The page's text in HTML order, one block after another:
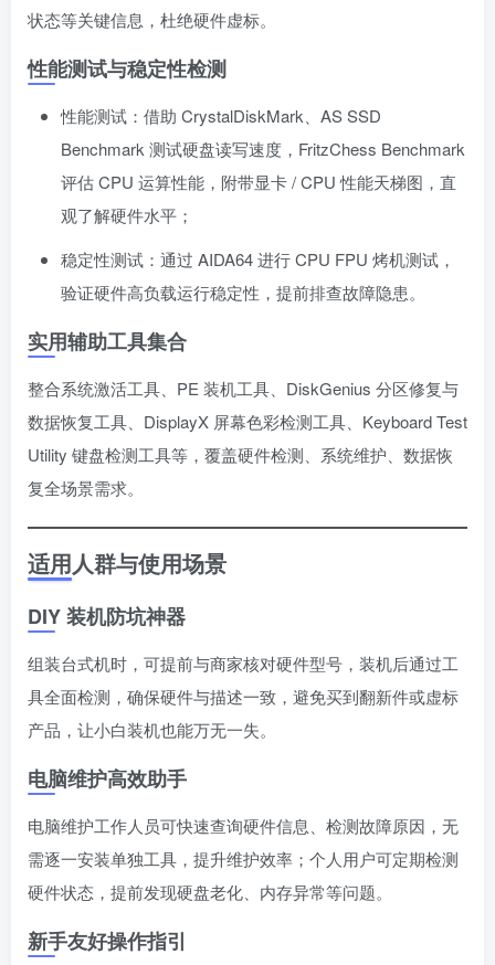
状态等关键信息，杜绝硬件虚标。
性能测试与稳定性检测
性能测试：借助 CrystalDiskMark、AS SSD
Benchmark 测试硬盘读写速度，FritzChess Benchmark
评估 CPU 运算性能，附带显卡 / CPU 性能天梯图，直
观了解硬件水平；
稳定性测试：通过 AIDA64 进行 CPU FPU 烤机测试，
验证硬件高负载运行稳定性，提前排查故障隐患。
实用辅助工具集合
整合系统激活工具、PE 装机工具、DiskGenius 分区修复与
数据恢复工具、DisplayX 屏幕色彩检测工具、Keyboard Test
Utility 键盘检测工具等，覆盖硬件检测、系统维护、数据恢
复全场景需求。
适用人群与使用场景
DIY 装机防坑神器
组装台式机时，可提前与商家核对硬件型号，装机后通过工
具全面检测，确保硬件与描述一致，避免买到翻新件或虚标
产品，让小白装机也能万无一失。
电脑维护高效助手
电脑维护工作人员可快速查询硬件信息、检测故障原因，无
需逐一安装单独工具，提升维护效率；个人用户可定期检测
硬件状态，提前发现硬盘老化、内存异常等问题。
新手友好操作指引